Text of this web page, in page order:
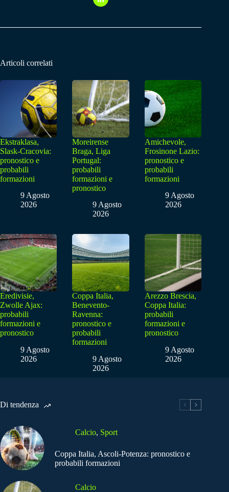
Articoli correlati
Ekstraklasa,
Slask-Cracovia:
pronostico e
probabili
formazioni
9 Agosto
2026
Moreirense
Braga, Liga
Portugal:
probabili
formazioni e
pronostico
9 Agosto
2026
Amichevole,
Frosinone Lazio:
pronostico e
probabili
formazioni
9 Agosto
2026
Eredivisie,
Zwolle Ajax:
probabili
formazioni e
pronostico
9 Agosto
2026
Coppa Italia,
Benevento-
Ravenna:
pronostico e
probabili
formazioni
9 Agosto
2026
Arezzo Brescia,
Coppa Italia:
probabili
formazioni e
pronostico
9 Agosto
2026
Di tendenza
Calcio, Sport
Coppa Italia, Ascoli-Potenza: pronostico e
probabili formazioni
Calcio